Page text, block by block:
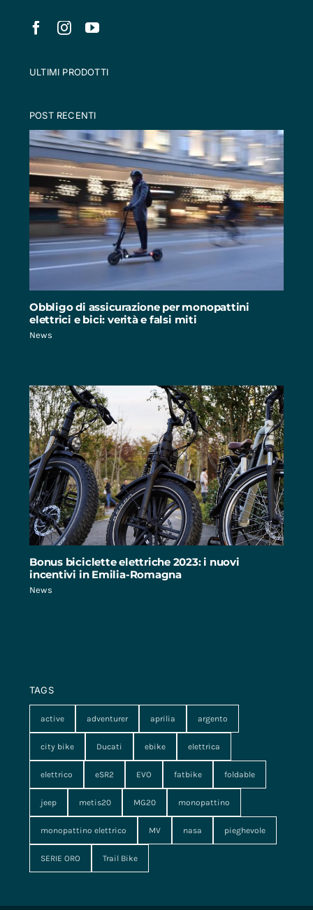
ULTIMI PRODOTTI
POST RECENTI
Obbligo di assicurazione per monopattini
elettrici e bici: verità e falsi miti
News
Bonus biciclette elettriche 2023: i nuovi
incentivi in Emilia-Romagna
News
TAGS
active adventurer aprilia argento
city bike Ducati ebike elettrica
elettrico eSR2 EVO fatbike foldable
jeep metis20 MG20 monopattino
monopattino elettrico MV nasa pieghevole
SERIE ORO Trail Bike